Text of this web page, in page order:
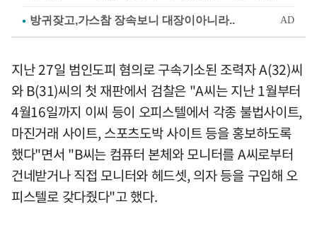
지난 27일 범인도피 혐의로 구속기소된 조력자 A(32)씨
와 B(31)씨의 첫 재판에서 검찰은 "A씨는 지난 1월부터
4월16일까지 이씨 등이 오피스텔에서 각종 불법사이트,
마진거래 사이트, 스포츠도박 사이트 등을 홍보하도록
했다"면서 "B씨는 컴퓨터 본체와 모니터를 A씨로부터
건네받거나 직접 모니터와 헤드셋, 의자 등을 구입해 오
피스텔로 갖다줬다"고 했다.